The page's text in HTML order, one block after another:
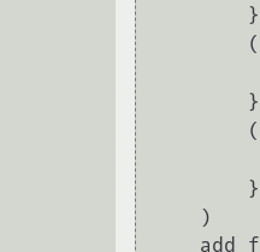
        (
        (